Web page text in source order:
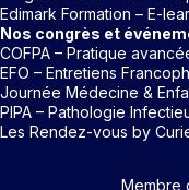
Edimark Formation – E-
Nos congrès et
COFPA – Pratique
EFO – Entretiens
Journée Médecine &
PIPA – Pathologie
Les Rendez-vous by
Membre